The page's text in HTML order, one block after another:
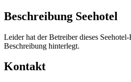
Beschreibung Seehotel
Leider hat der Betreiber dieses
Beschreibung hinterlegt.
Kontakt